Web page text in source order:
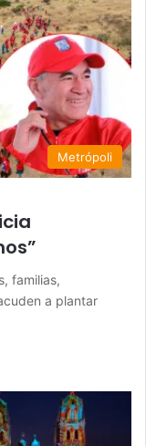
Metrópoli
familias,
a plantar